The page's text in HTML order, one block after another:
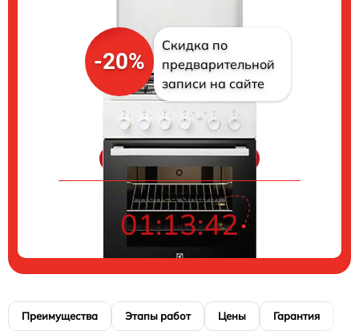
-20%
Скидка по
предварительной
записи на сайте
Цены на ремонт
Конец акции
01:13:40
Преимущества Этапы работ Цены Гарантия